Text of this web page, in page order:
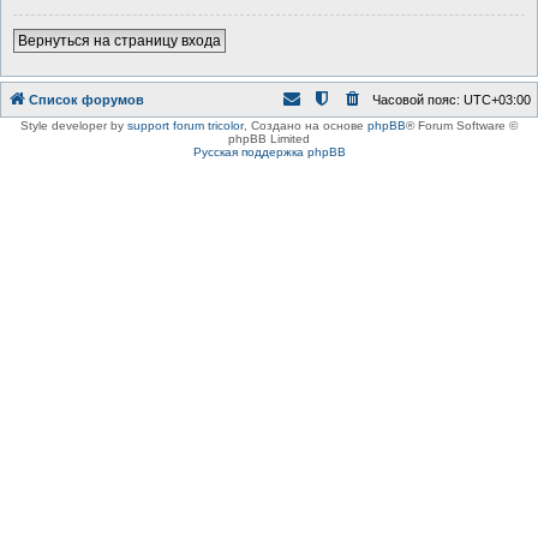
Вернуться на страницу входа
Список форумов Часовой пояс: UTC+03:00
Style developer by support forum tricolor, Создано на основе phpBB® Forum Software ©
phpBB Limited
Русская поддержка phpBB